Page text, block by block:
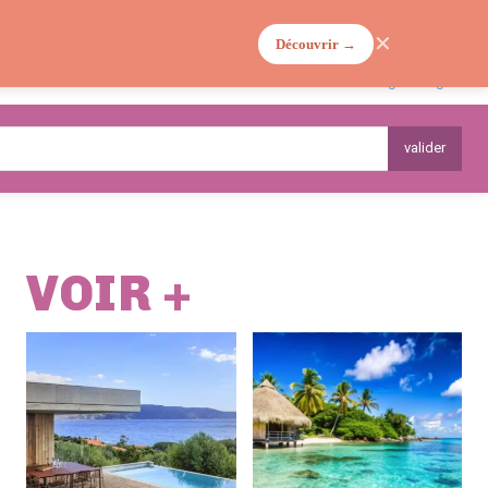
PLANTES
valider
VOIR +
Découvrir → ✕